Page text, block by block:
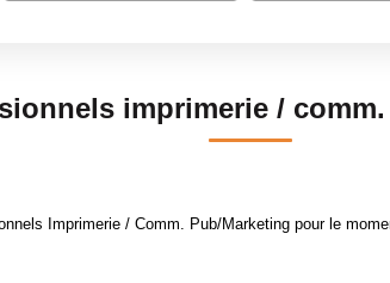
imprimerie /
Imprimerie / Comm. Pub/Marketing pour le